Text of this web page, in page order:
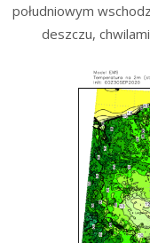
południowym
deszczu,